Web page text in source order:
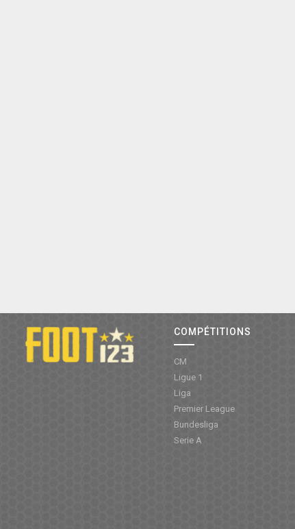
COMPÉTITIONS
CM
Ligue 1
Liga
Premier League
Bundesliga
Serie A